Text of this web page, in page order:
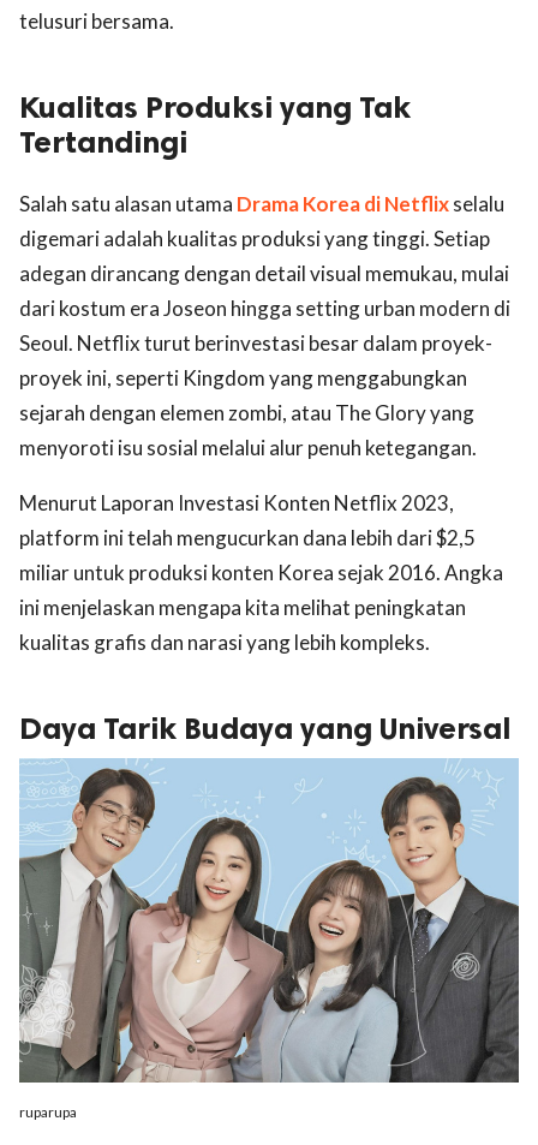
telusuri bersama.
Kualitas Produksi yang Tak
Tertandingi
Salah satu alasan utama Drama Korea di Netflixselalu
digemari adalah kualitas produksi yang tinggi. Setiap
adegan dirancang dengan detail visual memukau, mulai
dari kostum era Joseon hingga setting urban modern di
Seoul. Netflix turut berinvestasi besar dalam proyek-
proyek ini, seperti Kingdom yang menggabungkan
sejarah dengan elemen zombi, atau The Glory yang
menyoroti isu sosial melalui alur penuh ketegangan.
Menurut Laporan Investasi Konten Netflix 2023,
platform ini telah mengucurkan dana lebih dari $2,5
miliar untuk produksi konten Korea sejak 2016. Angka
ini menjelaskan mengapa kita melihat peningkatan
kualitas grafis dan narasi yang lebih kompleks.
Daya Tarik Budaya yang Universal
ruparupa